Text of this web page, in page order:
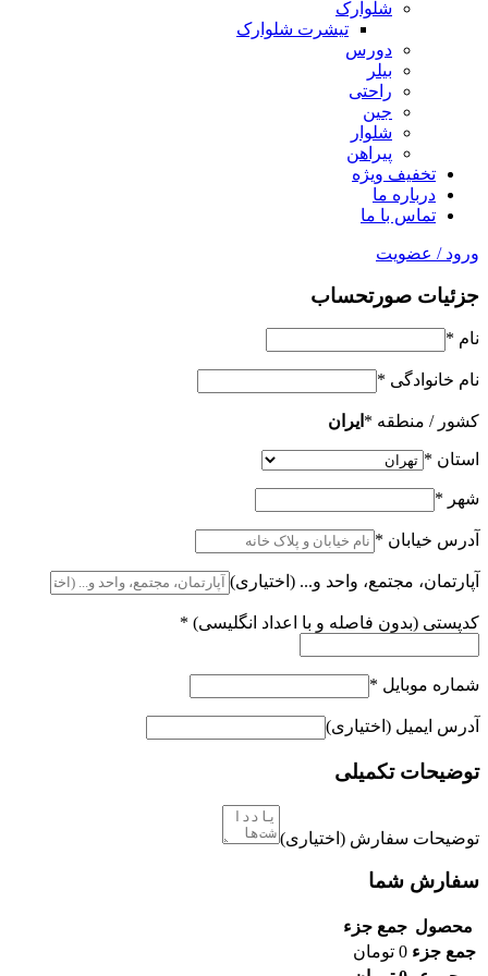
شلوارک
تیشرت شلوارک
دورس
بیلر
راحتی
جین
شلوار
پیراهن
تخفیف ویژه
درباره ما
تماس با ما
ورود / عضویت
جزئیات صورتحساب
نام *
نام خانوادگی *
کشور / منطقه * ایران
استان *
شهر *
آدرس خیابان *
آپارتمان، مجتمع، واحد و... (اختیاری)
کدپستی (بدون فاصله و با اعداد انگلیسی) *
شماره موبایل *
آدرس ایمیل (اختیاری)
توضیحات تکمیلی
توضیحات سفارش (اختیاری)
سفارش شما
محصول جمع جزء
جمع جزء 0 تومان